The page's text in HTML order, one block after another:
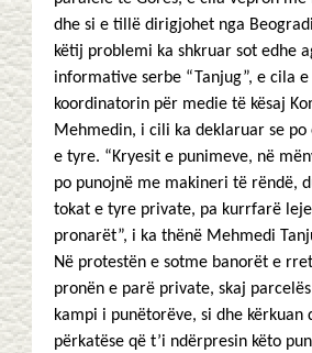
dhe si e tillë dirigjohet nga
këtij problemi ka shkruar sot edhe
informative serbe “Tanjug”, e cila
koordinatorin për medie të kësaj
Mehmedin, i cili ka deklaruar se po
e tyre. “Kryesit e punimeve, në
po punojnë me makineri të rëndë,
tokat e tyre private, pa kurrfarë
pronarët”, i ka thënë Mehmedi
Në protestën e sotme banorët e
pronën e parë private, skaj
kampi i punëtorëve, si dhe kërkuan
përkatëse që t’i ndërpresin këto